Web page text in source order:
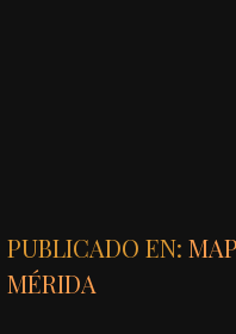
PUBLICADO EN:
MÉRIDA